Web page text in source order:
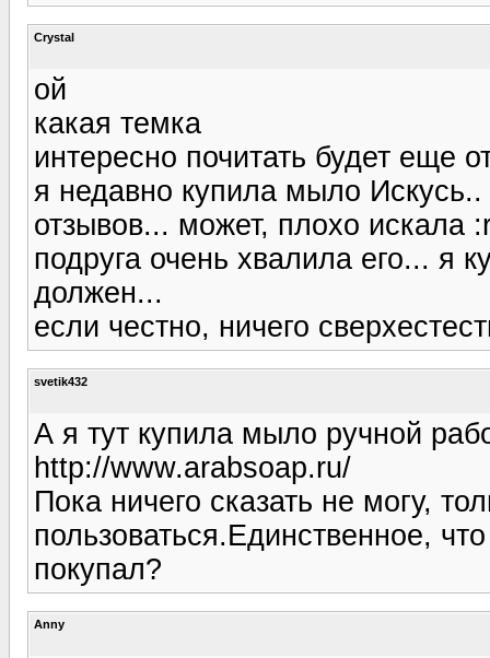
Crystal
ой
какая темка
интересно почитать будет еще
я недавно купила мыло
отзывов... может, плохо искала
подруга очень хвалила его... я
должен...
если честно, ничего
svetik432
А я тут купила мыло ручной
http://www.arabsoap.ru/
Пока ничего сказать не могу,
пользоваться.Единственное,
покупал?
Anny